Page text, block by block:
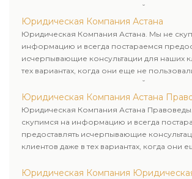
юридическими услугами нашей компании.
Юридическая Компания Астана
Юридическая Компания Астана. Мы не
информацию и всегда постараемся
исчерпывающие консультации для наших
тех вариантах, когда они еще не
юридическими услугами нашей компании.
Юридическая Компания Астана
Юридическая Компания Астана
скупимся на информацию и всегда
предоставлять исчерпывающие
клиентов даже в тех вариантах, когда они
пользовались юридическими услугами
Юридическая Компания